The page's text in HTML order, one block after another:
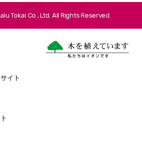
Tokai Co., Ltd. All Rights Reserved.
イト